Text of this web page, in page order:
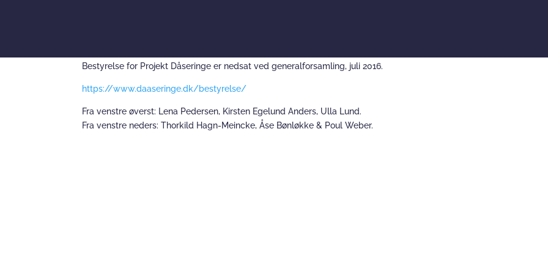
Bestyrelse for Projekt Dåseringe er nedsat ved generalforsamling, juli 2016.
https://www.daaseringe.dk/bestyrelse/
Fra venstre øverst: Lena Pedersen, Kirsten Egelund Anders, Ulla Lund.
Fra venstre neders: Thorkild Hagn-Meincke, Åse Bønløkke & Poul Weber.